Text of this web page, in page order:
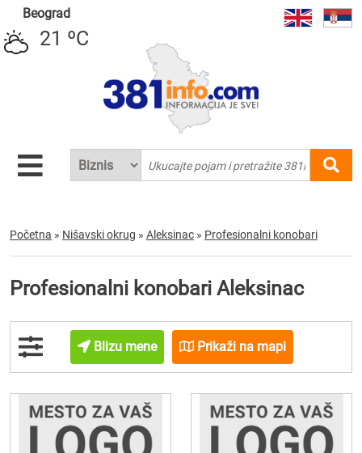
Beograd
21 ºC
Početna » Nišavski okrug » Aleksinac » Profesionalni konobari
Profesionalni konobari Aleksinac
Blizu mene Prikaži na mapi